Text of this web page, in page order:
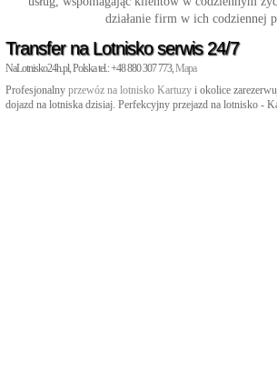
działanie firm w ich codziennej
Transfer na Lotnisko serwis 24/7
NaLotnisko24h.pl, Polska tel.: +48 880 307 773,Mapa
Profesjonalny przewóz na lotnisko Kartuzy i okolice
dojazd na lotniska dzisiaj. Perfekcyjny przejazd na lotnisko -